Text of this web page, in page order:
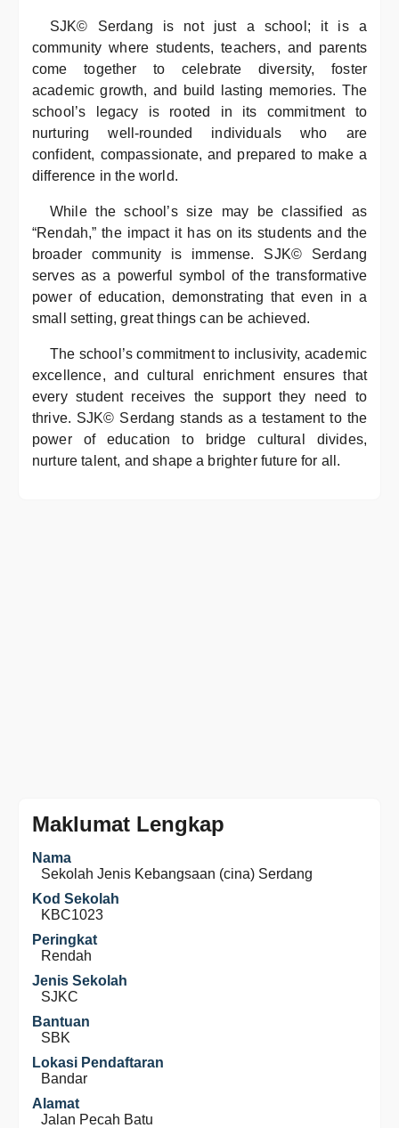
SJK© Serdang is not just a school; it is a
community where students, teachers, and parents
come together to celebrate diversity, foster
academic growth, and build lasting memories. The
school’s legacy is rooted in its commitment to
nurturing well-rounded individuals who are
confident, compassionate, and prepared to make a
difference in the world.
While the school’s size may be classified as
“Rendah,” the impact it has on its students and the
broader community is immense. SJK© Serdang
serves as a powerful symbol of the transformative
power of education, demonstrating that even in a
small setting, great things can be achieved.
The school’s commitment to inclusivity, academic
excellence, and cultural enrichment ensures that
every student receives the support they need to
thrive. SJK© Serdang stands as a testament to the
power of education to bridge cultural divides,
nurture talent, and shape a brighter future for all.
Maklumat Lengkap
Nama
Sekolah Jenis Kebangsaan (cina) Serdang
Kod Sekolah
KBC1023
Peringkat
Rendah
Jenis Sekolah
SJKC
Bantuan
SBK
Lokasi Pendaftaran
Bandar
Alamat
Jalan Pecah Batu